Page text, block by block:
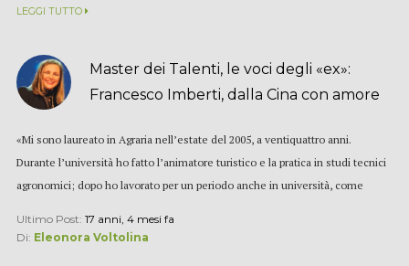
LEGGI TUTTO
Master dei Talenti, le voci degli «ex»:
Francesco Imberti, dalla Cina con amore
«Mi sono laureato in Agraria nell’estate del 2005, a ventiquattro anni.
Durante l’università ho fatto l’animatore turistico e la pratica in studi tecnici
agronomici; dopo ho lavorato per un periodo anche in università, come
Ultimo Post: 17 anni, 4 mesi fa
Di: Eleonora Voltolina